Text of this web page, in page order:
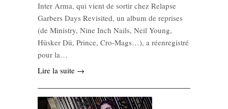
Inter Arma, qui vient de sortir chez Relapse
Garbers Days Revisited, un album de reprises
(de Ministry, Nine Inch Nails, Neil Young,
Hüsker Dü, Prince, Cro-Mags…), a réenregistré
pour la…
Lire la suite →